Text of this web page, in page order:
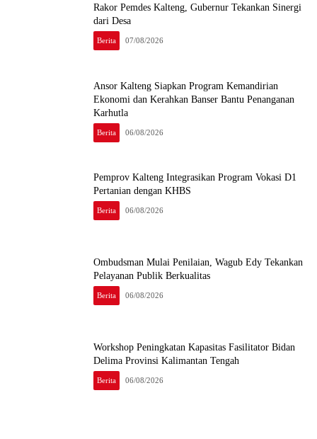
Rakor Pemdes Kalteng, Gubernur Tekankan Sinergi
dari Desa
Berita 07/08/2026
Ansor Kalteng Siapkan Program Kemandirian
Ekonomi dan Kerahkan Banser Bantu Penanganan
Karhutla
Berita 06/08/2026
Pemprov Kalteng Integrasikan Program Vokasi D1
Pertanian dengan KHBS
Berita 06/08/2026
Ombudsman Mulai Penilaian, Wagub Edy Tekankan
Pelayanan Publik Berkualitas
Berita 06/08/2026
Workshop Peningkatan Kapasitas Fasilitator Bidan
Delima Provinsi Kalimantan Tengah
Berita 06/08/2026